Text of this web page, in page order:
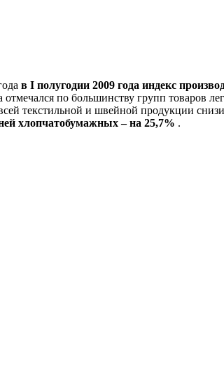
в I полугодии 2009 года индекс
по большинству групп
текстильной и швейной продукции
хлопчатобумажных – на 25,7% .